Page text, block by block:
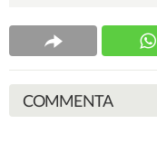
COMMENTA